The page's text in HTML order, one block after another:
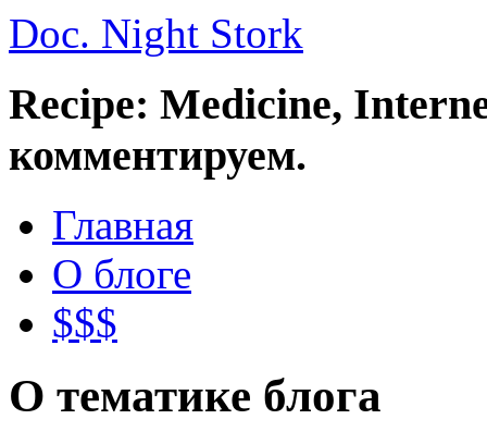
Doc. Night Stork
Recipe: Medicine,
комментируем.
Главная
О блоге
$$$
О тематике блога